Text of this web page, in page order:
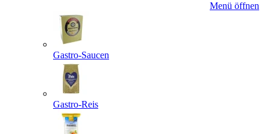
Menü öffnen
Gastro-Saucen
Gastro-Reis